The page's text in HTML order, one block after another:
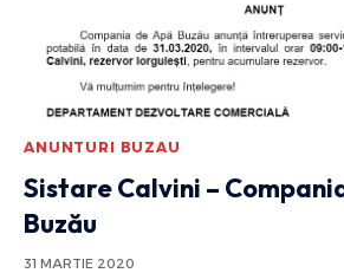
ANUNTURI BUZAU
Sistare Calvini –
Buzău
31 MARTIE 2020